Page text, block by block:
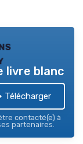
livre blanc
Télécharger
contacté(e) à
partenaires.